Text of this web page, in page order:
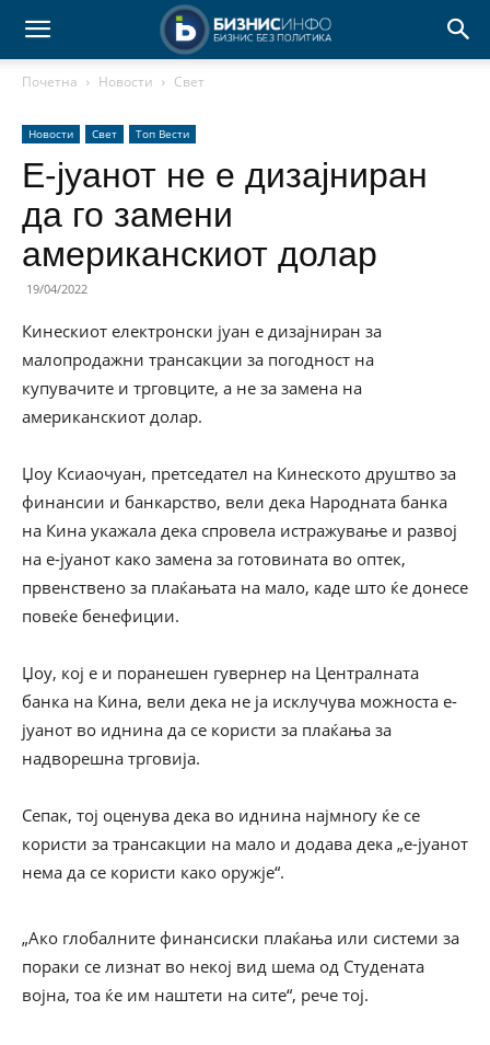
Почетна Новости Свет
Новости Свет Топ Вести
Е-јуанот не е дизајниран
да го замени
американскиот долар
19/04/2022
Кинескиот електронски јуан е дизајниран за
малопродажни трансакции за погодност на
купувачите и трговците, а не за замена на
американскиот долар.
Џоу Ксиаочуан, претседател на Кинеското друштво за
финансии и банкарство, вели дека Народната банка
на Кина укажала дека спровела истражување и развој
на е-јуанот како замена за готовината во оптек,
првенствено за плаќањата на мало, каде што ќе донесе
повеќе бенефиции.
Џоу, кој е и поранешен гувернер на Централната
банка на Кина, вели дека не ја исклучува можноста е-
јуанот во иднина да се користи за плаќања за
надворешна трговија.
Сепак, тој оценува дека во иднина најмногу ќе се
користи за трансакции на мало и додава дека „е-јуанот
нема да се користи како оружје“.
„Ако глобалните финансиски плаќања или системи за
пораки се лизнат во некој вид шема од Студената
војна, тоа ќе им наштети на сите“, рече тој.